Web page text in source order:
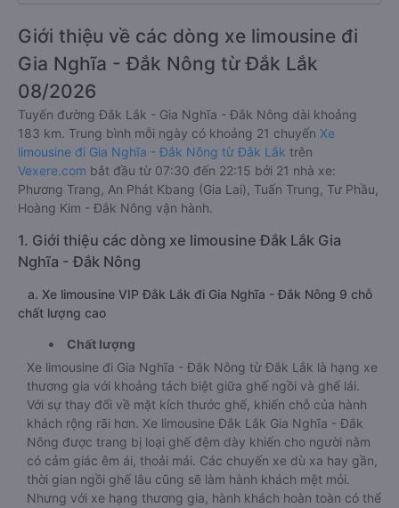
Giới thiệu về các dòng xe limousine đi
Gia Nghĩa - Đắk Nông từ Đắk Lắk
08/2026
Tuyến đường Đắk Lắk - Gia Nghĩa - Đắk Nông dài khoảng
183 km. Trung bình mỗi ngày có khoảng 21 chuyến Xe
limousine đi Gia Nghĩa - Đắk Nông từ Đắk Lắk trên
Vexere.com bắt đầu từ 07:30 đến 22:15 bởi 21 nhà xe:
Phương Trang, An Phát Kbang (Gia Lai), Tuấn Trung, Tư Phầu,
Hoàng Kim - Đắk Nông vận hành.
1. Giới thiệu các dòng xe limousine Đắk Lắk Gia
Nghĩa - Đắk Nông
a. Xe limousine VIP Đắk Lắk đi Gia Nghĩa - Đắk Nông 9 chỗ
chất lượng cao
Chất lượng
Xe limousine đi Gia Nghĩa - Đắk Nông từ Đắk Lắk là hạng xe
thương gia với khoảng tách biệt giữa ghế ngồi và ghế lái.
Với sự thay đổi về mặt kích thước ghế, khiến chỗ của hành
khách rộng rãi hơn. Xe limousine Đắk Lắk Gia Nghĩa - Đắk
Nông được trang bị loại ghế đệm dày khiến cho người nằm
có cảm giác êm ái, thoải mái. Các chuyến xe dù xa hay gần,
thời gian ngồi ghế lâu cũng sẽ làm hành khách mệt mỏi.
Nhưng với xe hạng thương gia, hành khách hoàn toàn có thể